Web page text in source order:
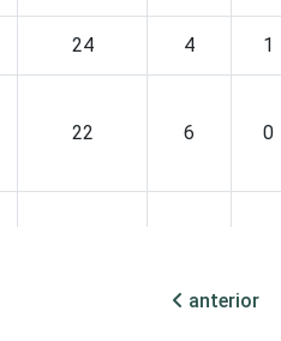
24 4 1
22 6 0
anterior